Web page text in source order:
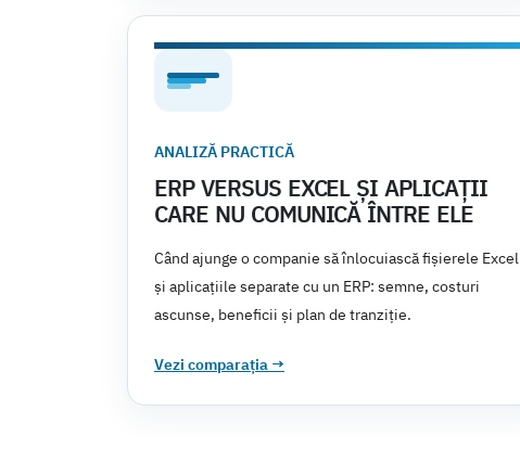
ANALIZĂ PRACTICĂ
ERP VERSUS EXCEL ȘI APLICAȚII
CARE NU COMUNICĂ ÎNTRE ELE
Când ajunge o companie să înlocuiască fișierele Excel
și aplicațiile separate cu un ERP: semne, costuri
ascunse, beneficii și plan de tranziție.
Vezi comparația →